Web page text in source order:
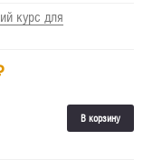
курс для
В корзину